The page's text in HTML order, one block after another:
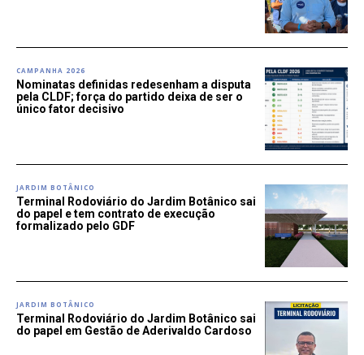
CAMPANHA 2026
Nominatas definidas redesenham a disputa
pela CLDF; força do partido deixa de ser o
único fator decisivo
JARDIM BOTÂNICO
Terminal Rodoviário do Jardim Botânico sai
do papel e tem contrato de execução
formalizado pelo GDF
JARDIM BOTÂNICO
Terminal Rodoviário do Jardim Botânico sai
do papel em Gestão de Aderivaldo Cardoso